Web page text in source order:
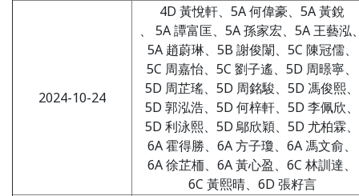
2024-10-24
4D 黃悅軒、5A 何偉豪、5A 黃銳
、 5A 譚富匡、5A 孫家宏、5A 王藝泓
5A 趙蔚琳、5B 謝俊闈、5C 陳冠儒、
5C 周嘉怡、5C 劉子遙、5D 周暻寧、
5D 周芷瑤、5D 周銘駿、5D 馮俊熙、
5D 郭泓浩、5D 何梓軒、5D 李佩欣、
5D 利泳熙、5D 鄔欣穎、5D 尤柏霖、
6A 霍得勝、6A 方子瓊、6A 馮文俞、
6A 徐芷栭、6A 黃心盈、6C 林訓達、
6C 黃熙晴、6D 張籽言